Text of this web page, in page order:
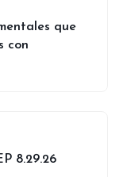
que
con
8.29.26